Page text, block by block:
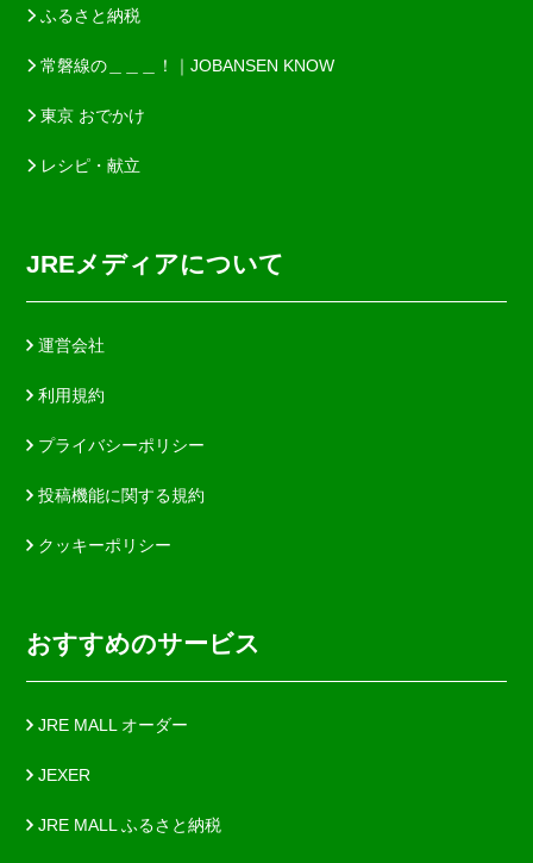
ふるさと納税
常磐線の＿＿＿！｜JOBANSEN KNOW
東京 おでかけ
レシピ・献立
JREメディアについて
運営会社
利用規約
プライバシーポリシー
投稿機能に関する規約
クッキーポリシー
おすすめのサービス
JRE MALL オーダー
JEXER
JRE MALL ふるさと納税